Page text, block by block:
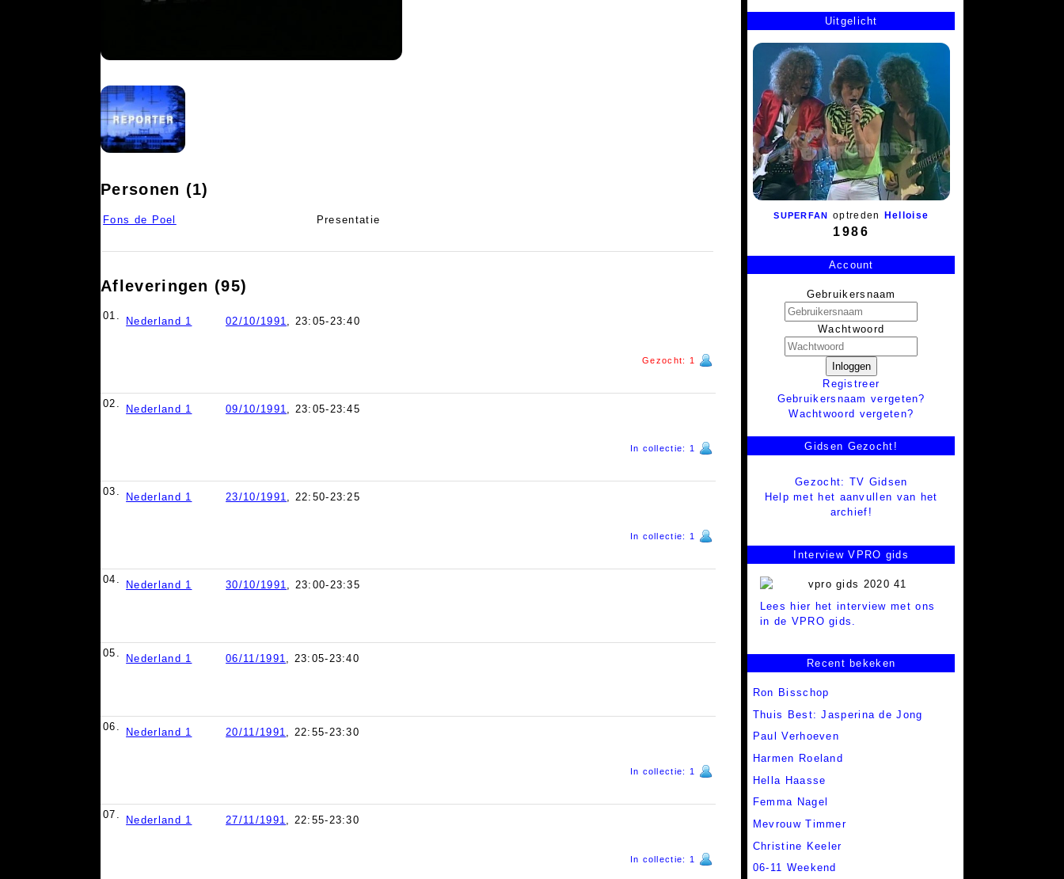
Personen (1)
Fons de Poel Presentatie
Afleveringen (95)
01. Nederland 1 02/10/1991, 23:05-23:40
Gezocht: 1
02. Nederland 1 09/10/1991, 23:05-23:45
In collectie: 1
03. Nederland 1 23/10/1991, 22:50-23:25
In collectie: 1
04. Nederland 1 30/10/1991, 23:00-23:35
05. Nederland 1 06/11/1991, 23:05-23:40
06. Nederland 1 20/11/1991, 22:55-23:30
In collectie: 1
07. Nederland 1 27/11/1991, 22:55-23:30
In collectie: 1
Uitgelicht
SUPERFAN optreden Helloise
1986
Account
Gebruikersnaam
Wachtwoord
Inloggen
Registreer
Gebruikersnaam vergeten?
Wachtwoord vergeten?
Gidsen Gezocht!
Gezocht: TV Gidsen
Help met het aanvullen van het
archief!
Interview VPRO gids
Lees hier het interview met ons
in de VPRO gids.
Recent bekeken
Ron Bisschop
Thuis Best: Jasperina de Jong
Paul Verhoeven
Harmen Roeland
Hella Haasse
Femma Nagel
Mevrouw Timmer
Christine Keeler
06-11 Weekend